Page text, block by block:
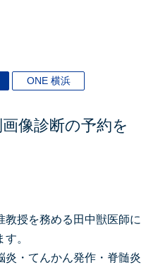
ONE 横浜
像診断の予約を
授を務める田中獣医師に
。
炎・てんかん発作・脊髄炎